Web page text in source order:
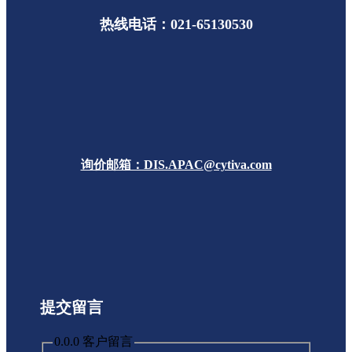
热线电话：021-65130530
询价邮箱：DIS.APAC@cytiva.com
提交留言
0.0.0 客户留言